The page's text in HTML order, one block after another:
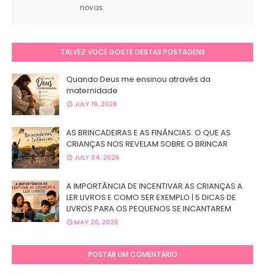
novas.
TALVEZ VOCÊ GOSTE DESTAS POSTAGENS
Quando Deus me ensinou através da
maternidade
JULY 19, 2026
AS BRINCADEIRAS E AS FINÂNCIAS: O QUE AS
CRIANÇAS NOS REVELAM SOBRE O BRINCAR
JULY 04, 2026
A IMPORTÂNCIA DE INCENTIVAR AS CRIANÇAS A
LER LIVROS E COMO SER EXEMPLO | 5 DICAS DE
LIVROS PARA OS PEQUENOS SE INCANTAREM
MAY 26, 2026
POSTAR UM COMENTÁRIO